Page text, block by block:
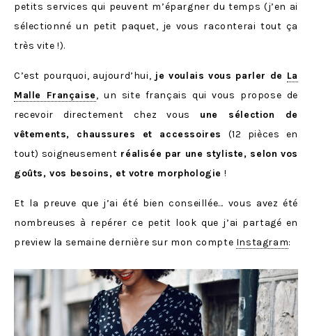
petits services qui peuvent m’épargner du temps (j’en ai
sélectionné un petit paquet, je vous raconterai tout ça
très vite !).
C’est pourquoi, aujourd’hui, je voulais vous parler de La
Malle Française, un site français qui vous propose de
recevoir directement chez vous une sélection de
vêtements, chaussures et accessoires
(12 pièces en
tout) soigneusement réalisée par une styliste, selon vos
goûts, vos besoins, et votre morphologie !
Et la preuve que j’ai été bien conseillée… vous avez été
nombreuses à repérer ce petit look que j’ai partagé en
preview la semaine dernière sur mon compte Instagram: